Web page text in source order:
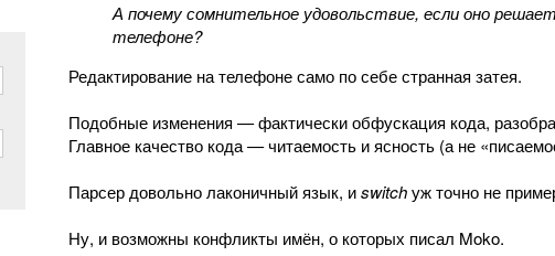
А почему сомнительное удовольствие, если оно
телефоне?
Редактирование на телефоне само по себе странная затея.
Подобные изменения — фактически обфускация кода,
Главное качество кода — читаемость и ясность (а не
Парсер довольно лаконичный язык, иswitchуж точно не
Ну, и возможны конфликты имён, о которых писал Moko.